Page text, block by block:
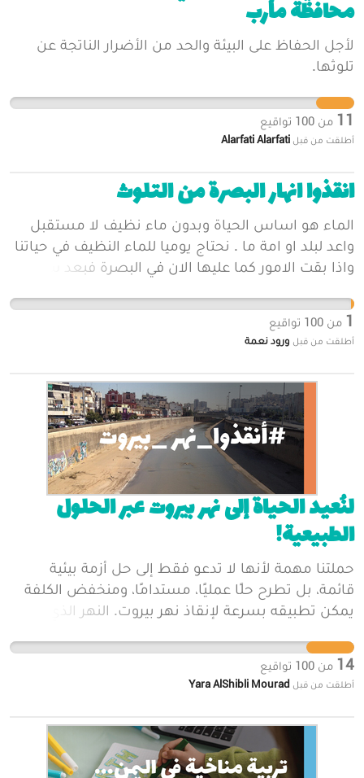
محافظة مأرب
لأجل الحفاظ على البيئة والحد من الأضرار الناتجة عن
تلوثها.
11 من 100 تواقيع
أطلقت من قبل Alarfati Alarfati
انقذوا انهار البصرة من التلوث
الماء هو اساس الحياة وبدون ماء نظيف لا مستقبل
واعد لبلد او امة ما . نحتاج يوميا للماء النظيف في حياتنا
واذا بقت الامور كما عليها الان في البصرة فبعد سنتين
المسؤولين الاهتمام بهذا الموضوع بصورة جدية وايجاد
حلول مناسبة له
1 من 100 تواقيع
أطلقت من قبل ورود نعمة
لنُعيد الحياة إلى نهر بيروت عبر الحلول
الطبيعية!
حملتنا مهمة لأنها لا تدعو فقط إلى حل أزمة بيئية
قائمة، بل تطرح حلًا عمليًا، مستدامًا، ومنخفض الكلفة
يمكن تطبيقه بسرعة لإنقاذ نهر بيروت. النهر الذي كان
والخطر الصحي. نحن لا نطلب مشاريع ضخمة أو وعود
طويلة الأمد، بل ندعو إلى تطبيق حلول مثبتة عالميًا مثل
تستند إلى العلم والدراسات الحديثة، وهي مدعومة
14 من 100 تواقيع
أطلقت من قبل Yara AlShibli Mourad